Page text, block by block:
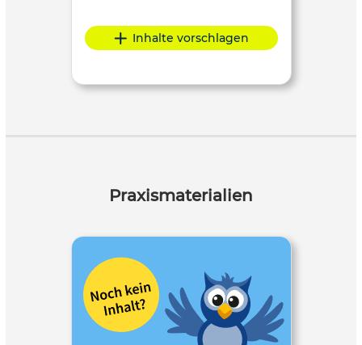
Inhalte vorschlagen
Praxismaterialien